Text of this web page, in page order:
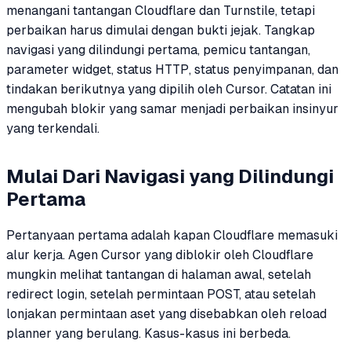
menangani tantangan Cloudflare dan Turnstile, tetapi
perbaikan harus dimulai dengan bukti jejak. Tangkap
navigasi yang dilindungi pertama, pemicu tantangan,
parameter widget, status HTTP, status penyimpanan, dan
tindakan berikutnya yang dipilih oleh Cursor. Catatan ini
mengubah blokir yang samar menjadi perbaikan insinyur
yang terkendali.
Mulai Dari Navigasi yang Dilindungi
Pertama
Pertanyaan pertama adalah kapan Cloudflare memasuki
alur kerja. Agen Cursor yang diblokir oleh Cloudflare
mungkin melihat tantangan di halaman awal, setelah
redirect login, setelah permintaan POST, atau setelah
lonjakan permintaan aset yang disebabkan oleh reload
planner yang berulang. Kasus-kasus ini berbeda.